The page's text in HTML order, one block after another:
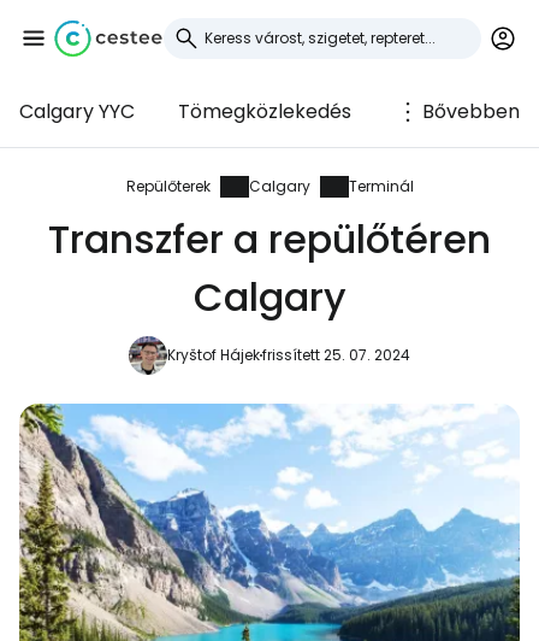
Calgary YYC Tömegközlekedés Bővebben
Repülőterek Calgary Terminál
Transzfer a repülőtéren
Calgary
Kryštof Hájekfrissített 25. 07. 2024
Bejelentkezés a
Cestee-be
... az utazási közösség világszerte
Folytatás a Google-lal
Folytatás a Facebookkal
Folytassa e-mailben